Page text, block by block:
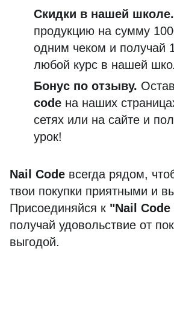
Скидки в нашей школе.
продукцию на сумму
одним чеком и получай
любой курс в нашей
Бонус по отзыву.
code на наших
сетях или на сайте и
урок!
Nail Code всегда рядом,
твои покупки приятными и
Присоединяйся к "Nail
получай удовольствие от
выгодой.